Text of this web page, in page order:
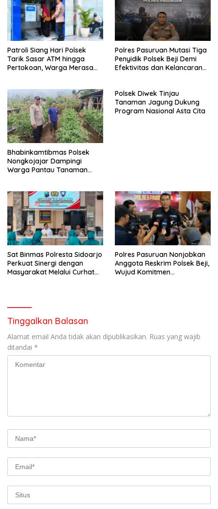
Patroli Siang Hari Polsek
Tarik Sasar ATM hingga
Pertokoan, Warga Merasa
Polres Pasuruan Mutasi Tiga
Penyidik Polsek Beji Demi
Efektivitas dan Kelancaran
Bhabinkamtibmas Polsek
Nongkojajar Dampingi
Warga Pantau Tanaman
Polsek Diwek Tinjau
Tanaman Jagung Dukung
Program Nasional Asta Cita
Sat Binmas Polresta Sidoarjo
Perkuat Sinergi dengan
Masyarakat Melalui Curhat
Polres Pasuruan Nonjobkan
Anggota Reskrim Polsek Beji,
Wujud Komitmen
Tinggalkan Balasan
Alamat email Anda tidak akan dipublikasikan. Ruas yang wajib
ditandai *